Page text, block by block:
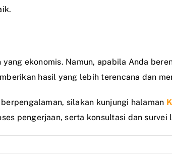
ekonomis. Namun, apabila Anda
hasil yang lebih terencana dan
silakan kunjungi halaman
pengerjaan, serta konsultasi dan